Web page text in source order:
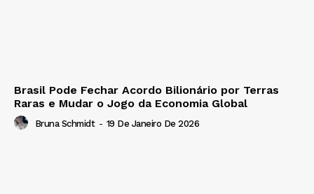
Brasil Pode Fechar Acordo Bilionário por Terras
Raras e Mudar o Jogo da Economia Global
Bruna Schmidt - 19 De Janeiro De 2026